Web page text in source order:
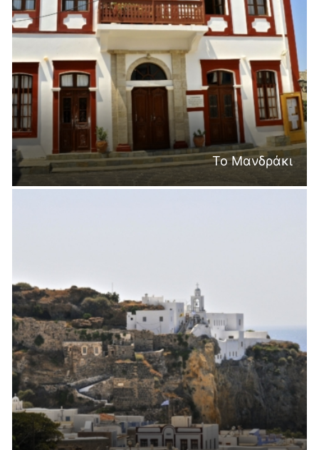
Το Μανδράκι